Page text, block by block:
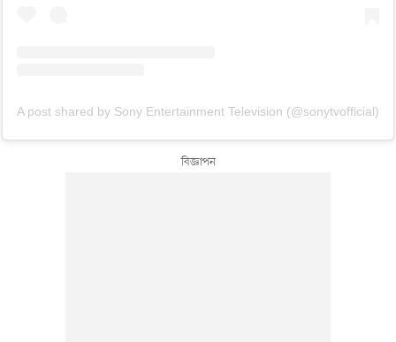
A post shared by Sony Entertainment Television (@sonytvofficial)